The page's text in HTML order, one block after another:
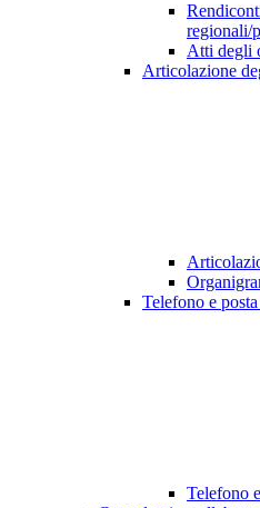
regionali/
Atti degli
Articolazione
Telefono e
Telefono